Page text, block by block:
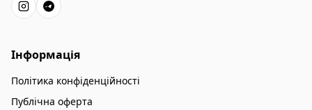
Інформація
Політика конфіденційності
Публічна оферта